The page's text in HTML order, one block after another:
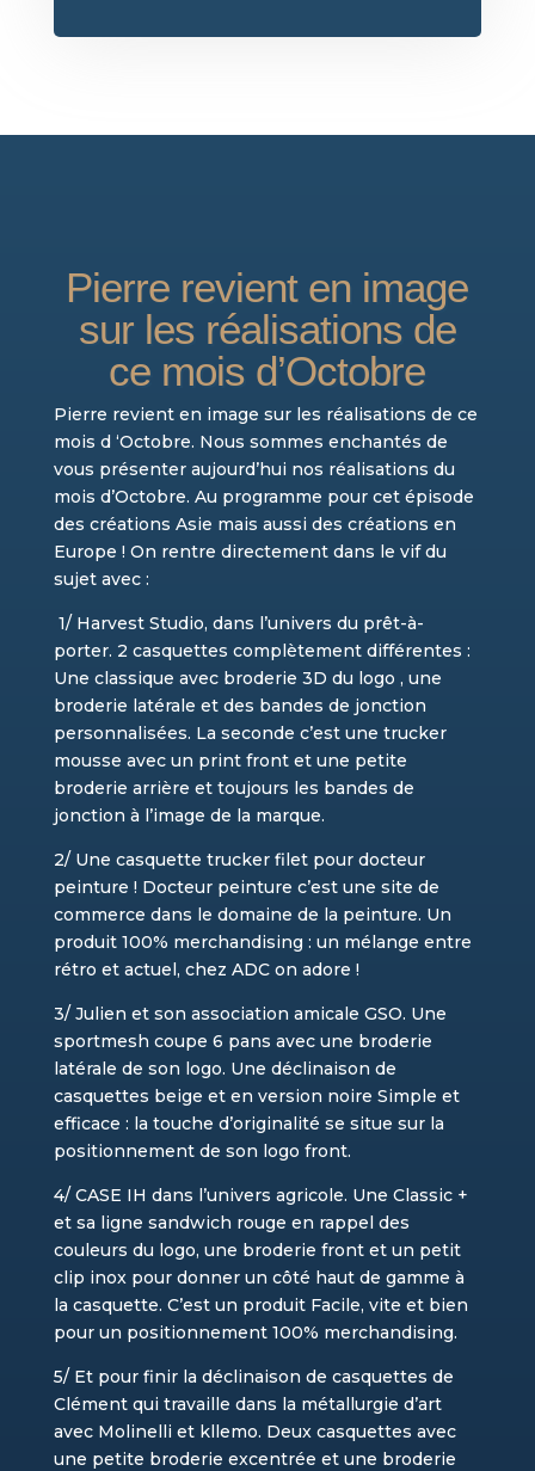
Pierre revient en image
sur les réalisations de
ce mois d’Octobre
Pierre revient en image sur les réalisations de ce
mois d ‘Octobre. Nous sommes enchantés de
vous présenter aujourd’hui nos réalisations du
mois d’Octobre. Au programme pour cet épisode
des créations Asie mais aussi des créations en
Europe ! On rentre directement dans le vif du
sujet avec :
1/ Harvest Studio, dans l’univers du prêt-à-
porter. 2 casquettes complètement différentes :
Une classique avec broderie 3D du logo , une
broderie latérale et des bandes de jonction
personnalisées. La seconde c’est une trucker
mousse avec un print front et une petite
broderie arrière et toujours les bandes de
jonction à l’image de la marque.
2/ Une casquette trucker filet pour docteur
peinture ! Docteur peinture c’est une site de
commerce dans le domaine de la peinture. Un
produit 100% merchandising : un mélange entre
rétro et actuel, chez ADC on adore !
3/ Julien et son association amicale GSO. Une
sportmesh coupe 6 pans avec une broderie
latérale de son logo. Une déclinaison de
casquettes beige et en version noire Simple et
efficace : la touche d’originalité se situe sur la
positionnement de son logo front.
4/ CASE IH dans l’univers agricole. Une Classic +
et sa ligne sandwich rouge en rappel des
couleurs du logo, une broderie front et un petit
clip inox pour donner un côté haut de gamme à
la casquette. C’est un produit Facile, vite et bien
pour un positionnement 100% merchandising.
5/ Et pour finir la déclinaison de casquettes de
Clément qui travaille dans la métallurgie d’art
avec Molinelli et kllemo. Deux casquettes avec
une petite broderie excentrée et une broderie